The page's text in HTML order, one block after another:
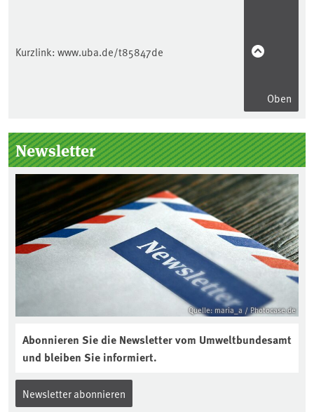
Kurzlink: www.uba.de/t85847de
Oben
Seitenleiste
Newsletter
Quelle: maria_a / Photocase.de
Abonnieren Sie die Newsletter vom Umweltbundesamt
und bleiben Sie informiert.
Newsletter abonnieren